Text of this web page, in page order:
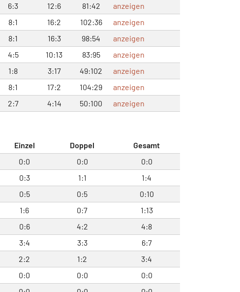
6:3 12:6 81:42
anzeigen
8:1 16:2 102:36
anzeigen
8:1 16:3 98:54
anzeigen
4:5 10:13 83:95
anzeigen
1:8 3:17 49:102
anzeigen
8:1 17:2 104:29
anzeigen
2:7 4:14 50:100 anzeigen
Einzel Doppel
Gesamt
0:0 0:0
0:0
0:3 1:1
1:4
0:5 0:5
0:10
1:6 0:7
1:13
0:6 4:2
4:8
3:4 3:3
6:7
2:2 1:2
3:4
0:0 0:0
0:0